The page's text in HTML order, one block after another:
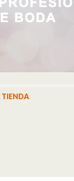
TIENDA